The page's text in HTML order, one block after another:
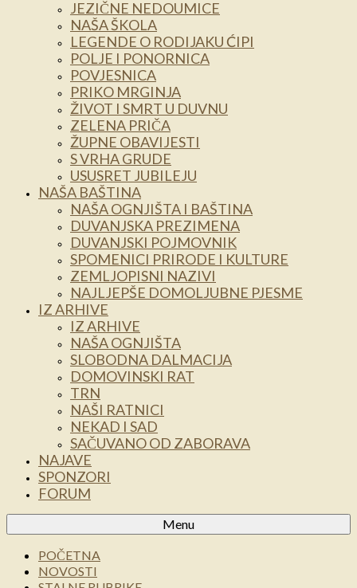
JEZIČNE NEDOUMICE
NAŠA ŠKOLA
LEGENDE O RODIJAKU ĆIPI
POLJE I PONORNICA
POVJESNICA
PRIKO MRGINJA
ŽIVOT I SMRT U DUVNU
ZELENA PRIČA
ŽUPNE OBAVIJESTI
S VRHA GRUDE
USUSRET JUBILEJU
NAŠA BAŠTINA
NAŠA OGNJIŠTA I BAŠTINA
DUVANJSKA PREZIMENA
DUVANJSKI POJMOVNIK
SPOMENICI PRIRODE I KULTURE
ZEMLJOPISNI NAZIVI
NAJLJEPŠE DOMOLJUBNE PJESME
IZ ARHIVE
IZ ARHIVE
NAŠA OGNJIŠTA
SLOBODNA DALMACIJA
DOMOVINSKI RAT
TRN
NAŠI RATNICI
NEKAD I SAD
SAČUVANO OD ZABORAVA
NAJAVE
SPONZORI
FORUM
Menu
POČETNA
NOVOSTI